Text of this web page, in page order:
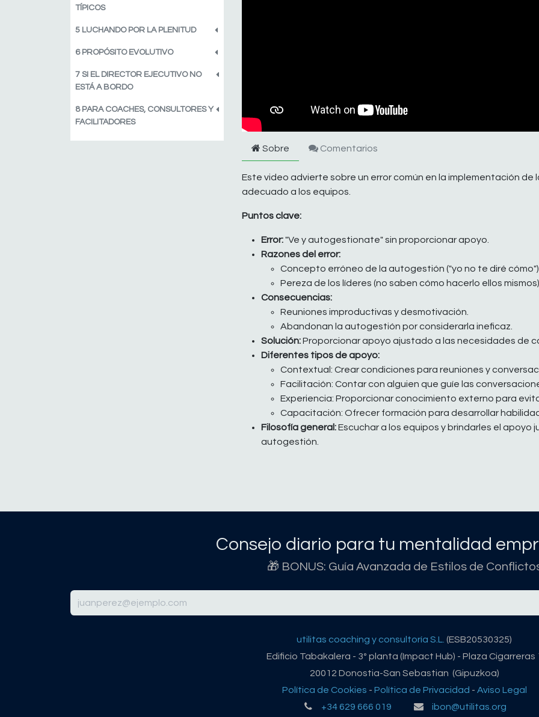
TÍPICOS
5 LUCHANDO POR LA PLENITUD
6 PROPÓSITO EVOLUTIVO
7 SI EL DIRECTOR EJECUTIVO NO
ESTÁ A BORDO
8 PARA COACHES, CONSULTORES Y
FACILITADORES
Sobre Comentarios
Este video advierte sobre un error común en la implementación
adecuado a los equipos.
Puntos clave:
Error:"Ve y autogestionate" sin proporcionar apoyo.
Razones del error:
Concepto erróneo de la autogestión ("yo no te diré cómo").
Pereza de los líderes (no saben cómo hacerlo ellos mismos).
Consecuencias:
Reuniones improductivas y desmotivación.
Abandonan la autogestión por considerarla ineficaz.
Solución:Proporcionar apoyo ajustado a las necesidades de
Diferentes tipos de apoyo:
Contextual: Crear condiciones para reuniones y
Facilitación: Contar con alguien que guíe las
Experiencia: Proporcionar conocimiento externo para
Capacitación: Ofrecer formación para desarrollar
Filosofía general:Escuchar a los equipos y brindarles el apoyo
autogestión.
Consejo diario para tu mentalidad
🎁 BONUS: Guía Avanzada de Estilos de
utilitas coaching y consultoría S.L.
(ESB20530325)
Edificio Tabakalera - 3º planta (Impact Hub) - Plaza Cigarreras
20012 Donostia-San Sebastian (Gipuzkoa)
Política de Cookies - Política de Privacidad - Aviso Legal
+34 629 666 019
ibon@utilitas.org